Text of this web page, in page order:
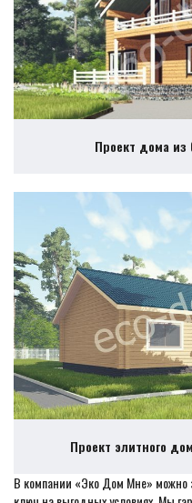
Проект дома
Проект элитного
В компании «Эко Дом Мне» можно